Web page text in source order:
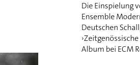
Die Einspielung
Ensemble
Deutschen
Album bei ECM